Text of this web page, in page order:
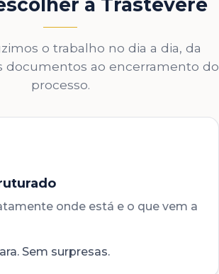
o trabalho no dia a dia, da
documentos ao encerramento do
processo.
onde está e o que vem a
Sem surpresas.